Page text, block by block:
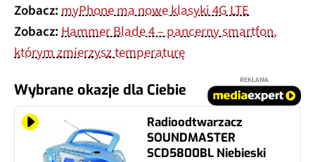
Zobacz:myPhone ma nowe klasyki 4G LTE
Zobacz:Hammer Blade 4 – pancerny smartfon,
którym zmierzysz temperaturę
Wybrane okazje dla Ciebie
REKLAMA
Radioodtwarzacz
SOUNDMASTER
SCD5800BL Niebieski